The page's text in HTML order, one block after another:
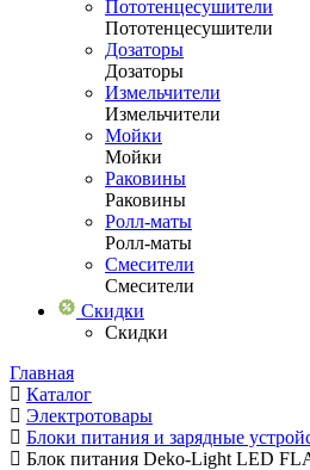
Пототенцесушители
Пототенцесушители
Дозаторы
Дозаторы
Измельчители
Измельчители
Мойки
Мойки
Раковины
Раковины
Ролл-маты
Ролл-маты
Смесители
Смесители
Скидки
Скидки
Главная
Каталог
Электротовары
Блоки питания и зарядные
Блок питания Deko-Light LED